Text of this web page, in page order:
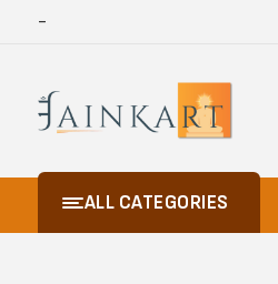
-
ALL CATEGORIES